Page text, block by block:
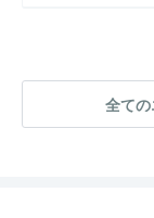
全て